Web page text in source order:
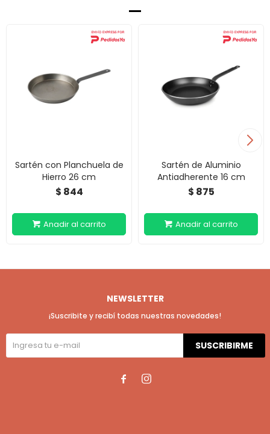
Sartén con Planchuela de
Hierro 26 cm
$ 844
Sartén de Aluminio
Antiadherente 16 cm
$ 875
NEWSLETTER
¡Suscribite y recibí todas nuestras novedades!
SUSCRIBIRME
 